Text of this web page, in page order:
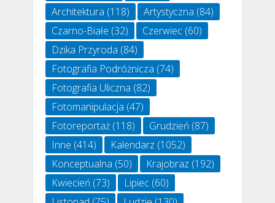
Architektura (118) Artystyczna (84)
Czarno-Białe (32) Czerwiec(60)
Dzika Przyroda (84)
Fotografia Podróżnicza (74)
Fotografia Uliczna (82)
Fotomanipulacja (47)
Fotoreportaż(118) Grudzień(87)
Inne (414) Kalendarz (1052)
Konceptualna (50) Krajobraz (192)
Kwiecień(73) Lipiec(60)